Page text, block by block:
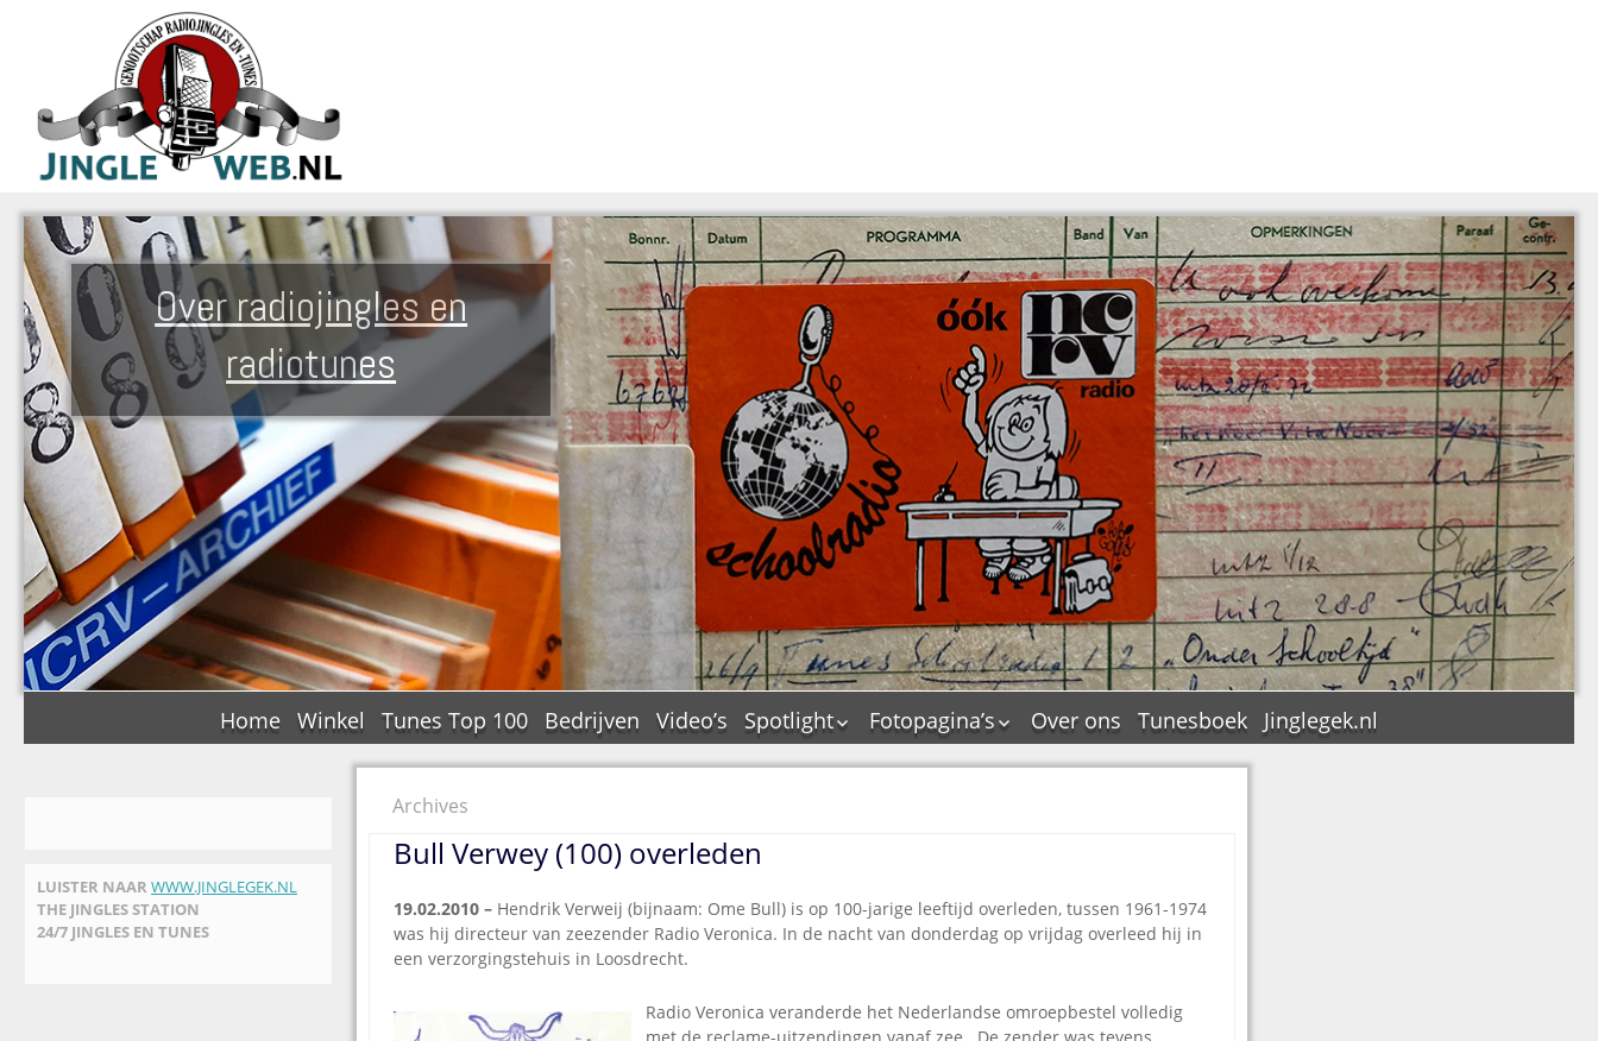
Over radiojingles en
radiotunes
Home Winkel Tunes Top 100 Bedrijven Video’s
Spotlight
De Tourflitsjingle –
Dallas jingle city
De Tourtune
Ferry Maat 65
Jingle Awards
Fotopagina’s
JAM in pictures
Top Format in
pictures
foto’s
Over ons Tunesboek Jinglegek.nl
LUISTER NAAR WWW.JINGLEGEK.NL
THE JINGLES STATION
24/7 JINGLES EN TUNES
Archives
Bull Verwey (100) overleden
19.02.2010 – Hendrik Verweij (bijnaam: Ome Bull) is op 100-jarige leeftijd overleden, tussen 1961-1974
was hij directeur van zeezender Radio Veronica. In de nacht van donderdag op vrijdag overleed hij in
een verzorgingstehuis in Loosdrecht.
Radio Veronica veranderde het Nederlandse omroepbestel volledig